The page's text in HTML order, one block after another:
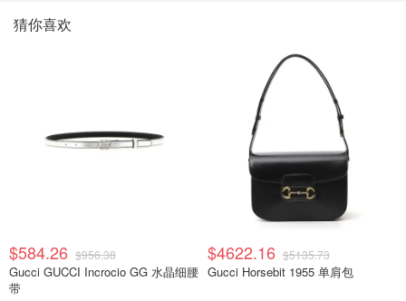
猜你喜欢
$584.26 $956.38
Gucci GUCCI Incrocio GG 水晶细腰
带
$4622.16 $5135.73
Gucci Horsebit 1955 单肩包